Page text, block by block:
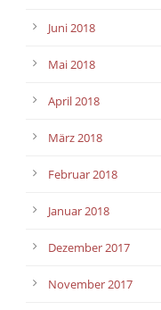
Juni 2018
Mai 2018
April 2018
März 2018
Februar 2018
Januar 2018
Dezember 2017
November 2017